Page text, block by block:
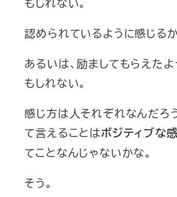
認められているように感じる
あるいは、励ましてもらえた
もしれない。
感じ方は人それぞれなんだろ
て言えることはボジティブな
てことなんじゃないかな。
そう。